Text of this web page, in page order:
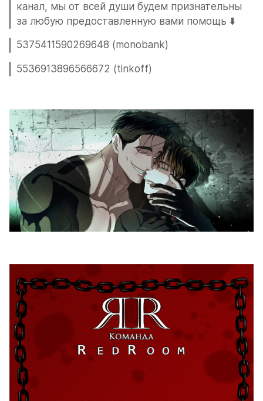
канал, мы от всей души будем признательны
за любую предоставленную вами помощь ⬇️
5375411590269648 (monobank)
5536913896566672 (tinkoff)